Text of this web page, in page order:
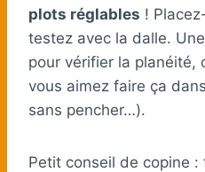
plots réglables !
testez avec la dalle.
pour vérifier la planéité,
vous aimez faire ça
sans pencher…).
Petit conseil de copine